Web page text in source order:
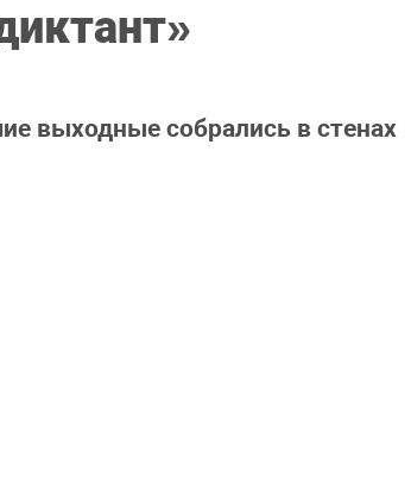
выходные собрались в стенах